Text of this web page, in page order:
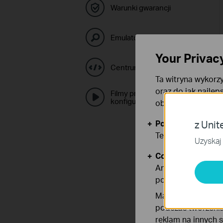
Warunki gwarancji
Emulatory TP-Link
Centrum GPL
Filmy prezentujące
konfigurację
z
Your
Ta witryna
oraz do jak
obsługę plików
Podstawowe
Te pliki cookies
Cookies
Analiza - Te pliki
poprawę i
Marketing - Te
podczas
reklam na innych